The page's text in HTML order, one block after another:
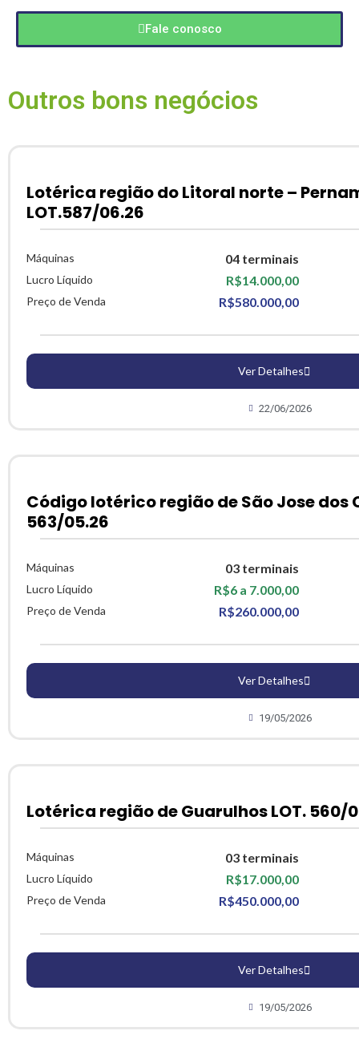
Fale conosco
Outros bons negócios
Lotérica região do Litoral norte –
LOT.587/06.26
Máquinas 04 terminais
Lucro Líquido R$14.000,00
Preço de Venda R$580.000,00
Ver Detalhes
22/06/2026
Código lotérico região de São Jose dos
563/05.26
Máquinas 03 terminais
Lucro Líquido R$6 a 7.000,00
Preço de Venda R$260.000,00
Ver Detalhes
19/05/2026
Lotérica região de Guarulhos LOT. 560/
Máquinas 03 terminais
Lucro Líquido R$17.000,00
Preço de Venda R$450.000,00
Ver Detalhes
19/05/2026